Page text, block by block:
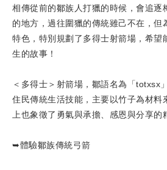
相傳從前的鄒族人打獵的時候，會追逐
的地方，過往圍獵的傳統雖己不在，但
特色，特別規劃了多得士射箭場，希望
生的故事！
＜多得士＞射箭場，鄒語名為「totxsx
住民傳統生活技能，主要以竹子為材料
上也象徵了勇氣與承擔、感恩與分享的
➥體驗鄒族傳統弓箭